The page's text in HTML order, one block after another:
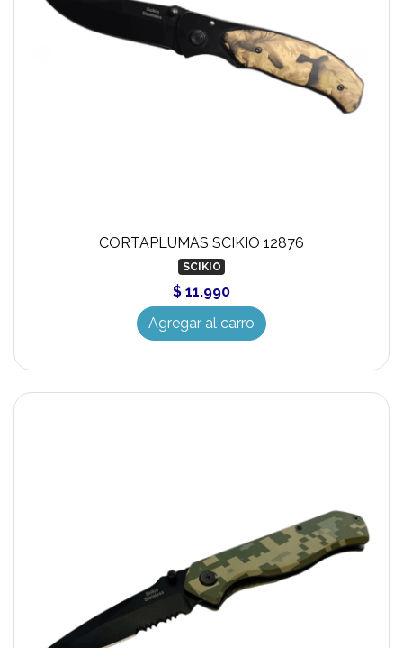
CORTAPLUMAS SCIKIO 12876
SCIKIO
$ 11.990
Agregar al carro